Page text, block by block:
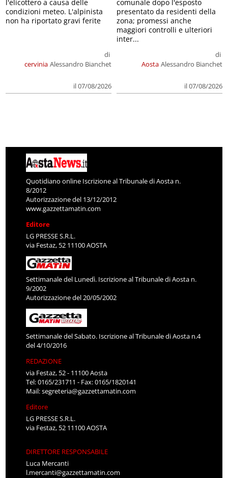
cervinia
di
Alessandro Bianchet
il 07/08/2026
l'elicottero a causa delle
condizioni meteo. L'alpinista
non ha riportato gravi ferite
Aosta
di
Alessandro Bianchet
il 07/08/2026
comunale dopo l'esposto
presentato da residenti della
zona; promessi anche
maggiori controlli e ulteriori
inter...
Quotidiano online Iscrizione al Tribunale di Aosta n.
8/2012
Autorizzazione del 13/12/2012
www.gazzettamatin.com
Editore
LG PRESSE S.R.L.
via Festaz, 52 11100 AOSTA
Settimanale del Lunedì. Iscrizione al Tribunale di Aosta n.
9/2002
Autorizzazione del 20/05/2002
Settimanale del Sabato. Iscrizione al Tribunale di Aosta n.4
del 4/10/2016
REDAZIONE
via Festaz, 52 - 11100 Aosta
Tel: 0165/231711 - Fax: 0165/1820141
Mail:segreteria@gazzettamatin.com
Editore
LG PRESSE S.R.L.
via Festaz, 52 11100 AOSTA
DIRETTORE RESPONSABILE
Luca Mercanti
l.mercanti@gazzettamatin.com